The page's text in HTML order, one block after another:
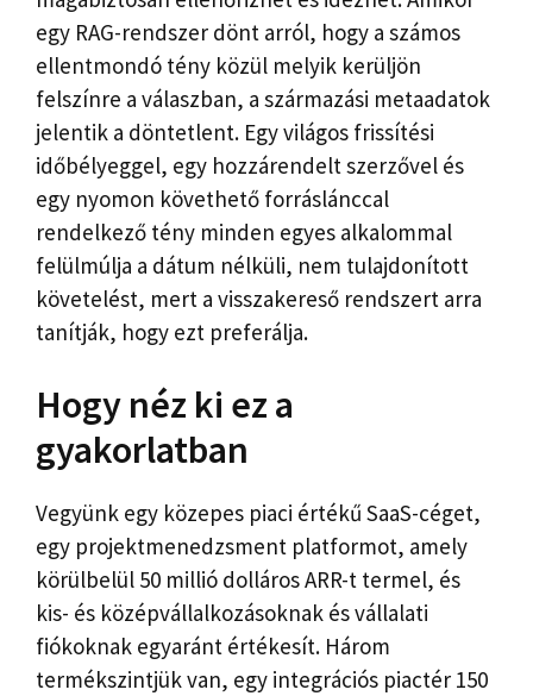
egy RAG-rendszer dönt arról, hogy a számos
ellentmondó tény közül melyik kerüljön
felszínre a válaszban, a származási metaadatok
jelentik a döntetlent. Egy világos frissítési
időbélyeggel, egy hozzárendelt szerzővel és
egy nyomon követhető forráslánccal
rendelkező tény minden egyes alkalommal
felülmúlja a dátum nélküli, nem tulajdonított
követelést, mert a visszakereső rendszert arra
tanítják, hogy ezt preferálja.
Hogy néz ki ez a
gyakorlatban
Vegyünk egy közepes piaci értékű SaaS-céget,
egy projektmenedzsment platformot, amely
körülbelül 50 millió dolláros ARR-t termel, és
kis- és középvállalkozásoknak és vállalati
fiókoknak egyaránt értékesít. Három
termékszintjük van, egy integrációs piactér 150